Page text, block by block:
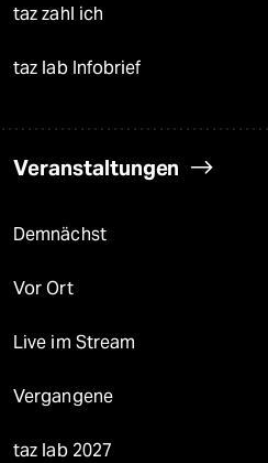
taz zahl ich
taz lab Infobrief
Veranstaltungen
Demnächst
Vor Ort
Live im Stream
Vergangene
taz lab 2027